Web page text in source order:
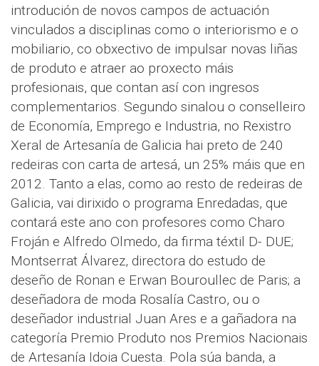
introdución de novos campos de actuación
vinculados a disciplinas como o interiorismo e o
mobiliario, co obxectivo de impulsar novas liñas
de produto e atraer ao proxecto máis
profesionais, que contan así con ingresos
complementarios. Segundo sinalou o conselleiro
de Economía, Emprego e Industria, no Rexistro
Xeral de Artesanía de Galicia hai preto de 240
redeiras con carta de artesá, un 25% máis que en
2012. Tanto a elas, como ao resto de redeiras de
Galicia, vai dirixido o programa Enredadas, que
contará este ano con profesores como Charo
Froján e Alfredo Olmedo, da firma téxtil D- DUE;
Montserrat Álvarez, directora do estudo de
deseño de Ronan e Erwan Bouroullec de Paris; a
deseñadora de moda Rosalía Castro, ou o
deseñador industrial Juan Ares e a gañadora na
categoría Premio Produto nos Premios Nacionais
de Artesanía Idoia Cuesta. Pola súa banda, a